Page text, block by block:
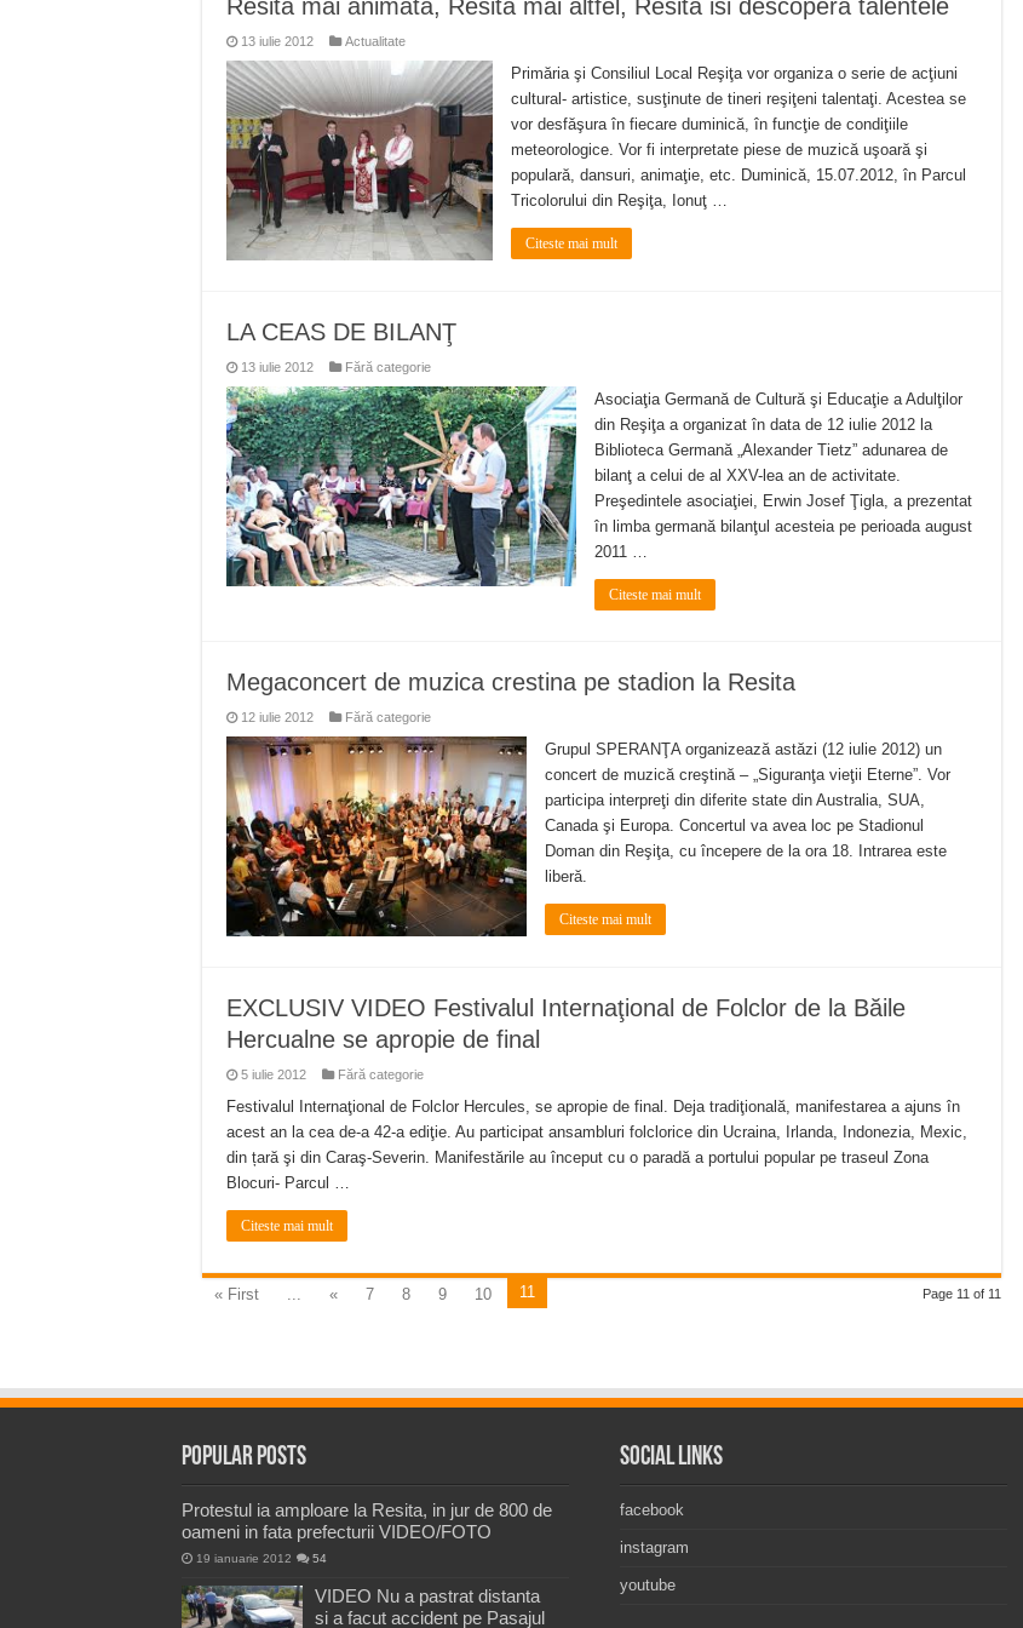
Ștrandul Termal Ring din Oravița – locul unde natura a ascuns un izvor de sănătate VIDEO
Miresme de lavandă, mentă și flori de vară și râsete de copii la Carașova VIDEO
ANUNȚ OPRIRE APĂ în Reșița – avarie – 04.08.2026 – str. Văliugului și Plastomet
ANUNŢ OPRIRE APĂ în CARANSEBEȘ – 04.08.2026 – avarie – Calea Severinului
ANUNŢ OPRIRE APĂ în CARANSEBEȘ avarie
Resita mai animată, Resita mai altfel, Resita isi descopera talentele
13 iulie 2012 Actualitate
Primăria şi Consiliul Local Reşiţa vor organiza o serie de acţiuni
cultural- artistice, susţinute de tineri reşiţeni talentaţi. Acestea se
vor desfăşura în fiecare duminică, în funcţie de condiţiile
meteorologice. Vor fi interpretate piese de muzică uşoară şi
populară, dansuri, animaţie, etc. Duminică, 15.07.2012, în Parcul
Tricolorului din Reşiţa, Ionuţ …
Citeste mai mult
LA CEAS DE BILANŢ
13 iulie 2012 Fără categorie
Asociaţia Germană de Cultură şi Educaţie a Adulţilor
din Reşiţa a organizat în data de 12 iulie 2012 la
Biblioteca Germană „Alexander Tietz” adunarea de
bilanţ a celui de al XXV-lea an de activitate.
Preşedintele asociaţiei, Erwin Josef Ţigla, a prezentat
în limba germană bilanţul acesteia pe perioada august
2011 …
Citeste mai mult
Megaconcert de muzica crestina pe stadion la Resita
12 iulie 2012 Fără categorie
Grupul SPERANŢA organizează astăzi (12 iulie 2012) un
concert de muzică creştină – „Siguranţa vieţii Eterne”. Vor
participa interpreţi din diferite state din Australia, SUA,
Canada şi Europa. Concertul va avea loc pe Stadionul
Doman din Reşiţa, cu începere de la ora 18. Intrarea este
liberă.
Citeste mai mult
EXCLUSIV VIDEO Festivalul Internaţional de Folclor de la Băile
Hercualne se apropie de final
5 iulie 2012 Fără categorie
Festivalul Internaţional de Folclor Hercules, se apropie de final. Deja tradiţională, manifestarea a ajuns în
acest an la cea de-a 42-a ediţie. Au participat ansambluri folclorice din Ucraina, Irlanda, Indonezia, Mexic,
din țară şi din Caraş-Severin. Manifestările au început cu o paradă a portului popular pe traseul Zona
Blocuri- Parcul …
Citeste mai mult
Page 11 of 11
« First « 7 8 9 10 11
Popular Posts
Protestul ia amploare la Resita, in jur de 800 de
oameni in fata prefecturii VIDEO/FOTO
19 ianuarie 2012 54
VIDEO Nu a pastrat distanta
si a facut accident pe Pasajul
Social Links
facebook
instagram
youtube